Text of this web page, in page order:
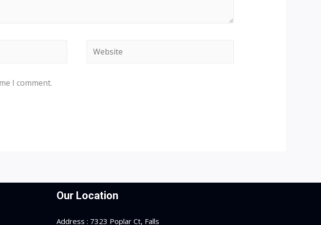
Website
I comment.
Our Location
Address : 7323 Poplar Ct, Falls